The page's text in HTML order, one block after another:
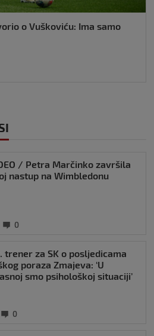
o Vuškoviću: Ima samo
/ Petra Marčinko završila
nastup na Wimbledonu
0
trener za SK o posljedicama
poraza Zmajeva: ‘U
smo psihološkoj situaciji’
0